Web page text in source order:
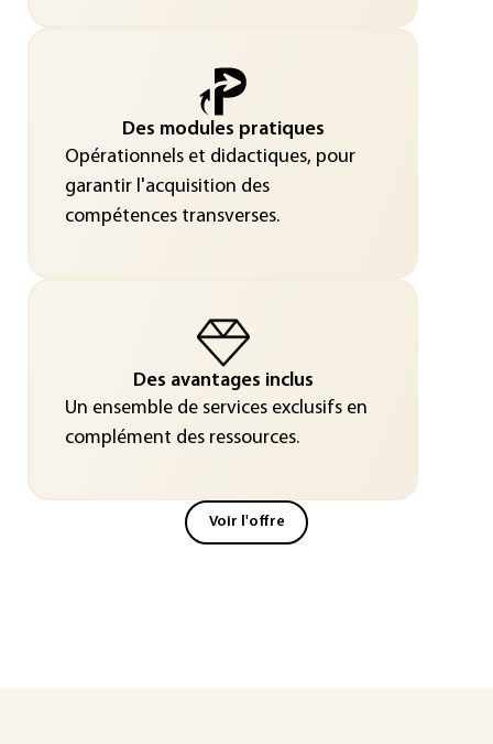
Des modules pratiques
Opérationnels et didactiques, pour
garantir l'acquisition des
compétences transverses.
Des avantages inclus
Un ensemble de services exclusifs en
complément des ressources.
Voir l'offre